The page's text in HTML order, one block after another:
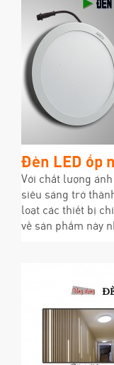
Đèn LED ốp
Với chất lượng
siêu sáng trở
loạt các thiết bị
về sản phẩm này